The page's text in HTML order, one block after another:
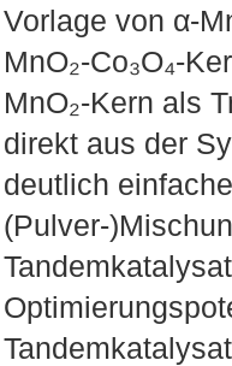
Vorlage von α-
MnO₂-Co₃O₄-
MnO₂-Kern als
direkt aus der
deutlich
(Pulver-